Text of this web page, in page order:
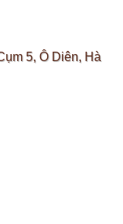
5, Ô Diên, Hà